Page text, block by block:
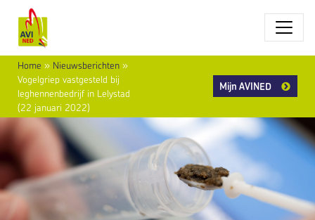
Home » Nieuwsberichten »
Vogelgriep vastgesteld bij
leghennenbedrijf in Lelystad
(22 januari 2022)
Mijn AVINED